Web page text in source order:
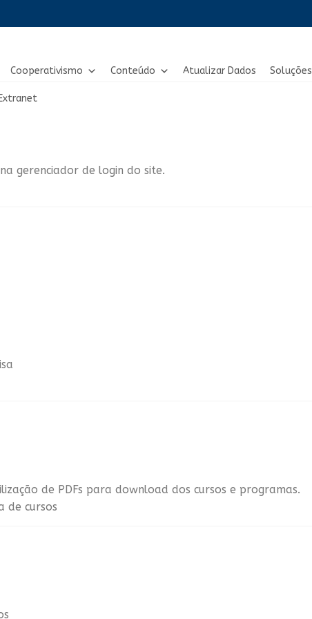
Cooperativismo Conteúdo Atualizar Dados Soluções
Extranet
gerenciador de login do site.
de PDFs para download dos cursos e programas.
de cursos